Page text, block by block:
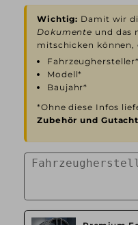
Wichtig: Damit wir
Dokumente und das
mitschicken können,
Fahrzeughersteller*
Modell*
Baujahr*
*Ohne diese Infos
Zubehör und